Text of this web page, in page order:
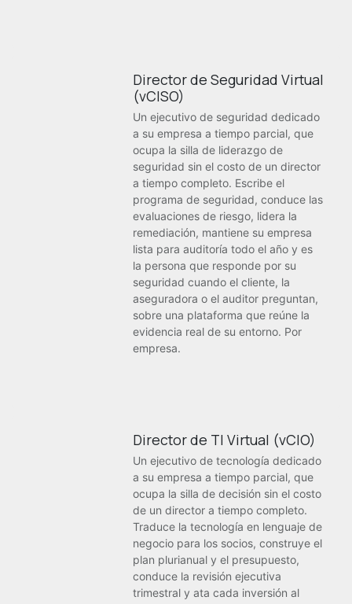
Director de Seguridad Virtual
(vCISO)
Un ejecutivo de seguridad dedicado
a su empresa a tiempo parcial, que
ocupa la silla de liderazgo de
seguridad sin el costo de un director
a tiempo completo. Escribe el
programa de seguridad, conduce las
evaluaciones de riesgo, lidera la
remediación, mantiene su empresa
lista para auditoría todo el año y es
la persona que responde por su
seguridad cuando el cliente, la
aseguradora o el auditor preguntan,
sobre una plataforma que reúne la
evidencia real de su entorno. Por
empresa.
Director de TI Virtual (vCIO)
Un ejecutivo de tecnología dedicado
a su empresa a tiempo parcial, que
ocupa la silla de decisión sin el costo
de un director a tiempo completo.
Traduce la tecnología en lenguaje de
negocio para los socios, construye el
plan plurianual y el presupuesto,
conduce la revisión ejecutiva
trimestral y ata cada inversión al